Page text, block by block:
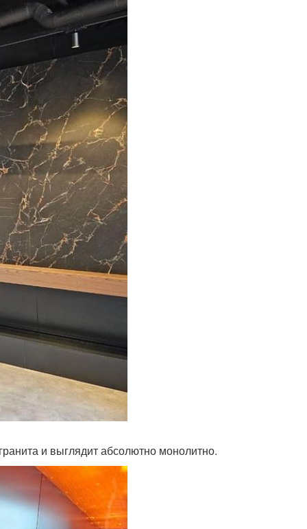
и выглядит абсолютно монолитно.